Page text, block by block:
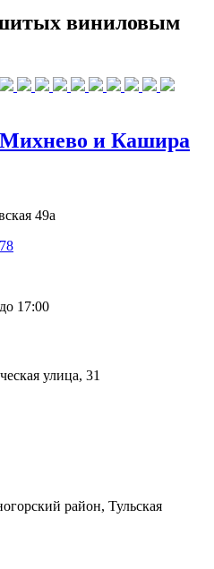
виниловым
и Кашира
49а
17:00
улица, 31
район, Тульская